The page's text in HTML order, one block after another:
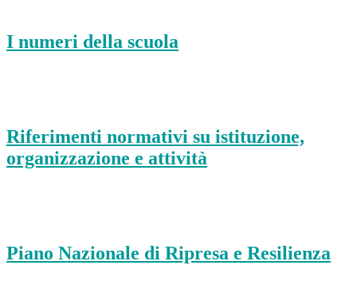
I numeri della scuola
Riferimenti normativi su istituzione,
organizzazione e attività
Piano Nazionale di Ripresa e Resilienza